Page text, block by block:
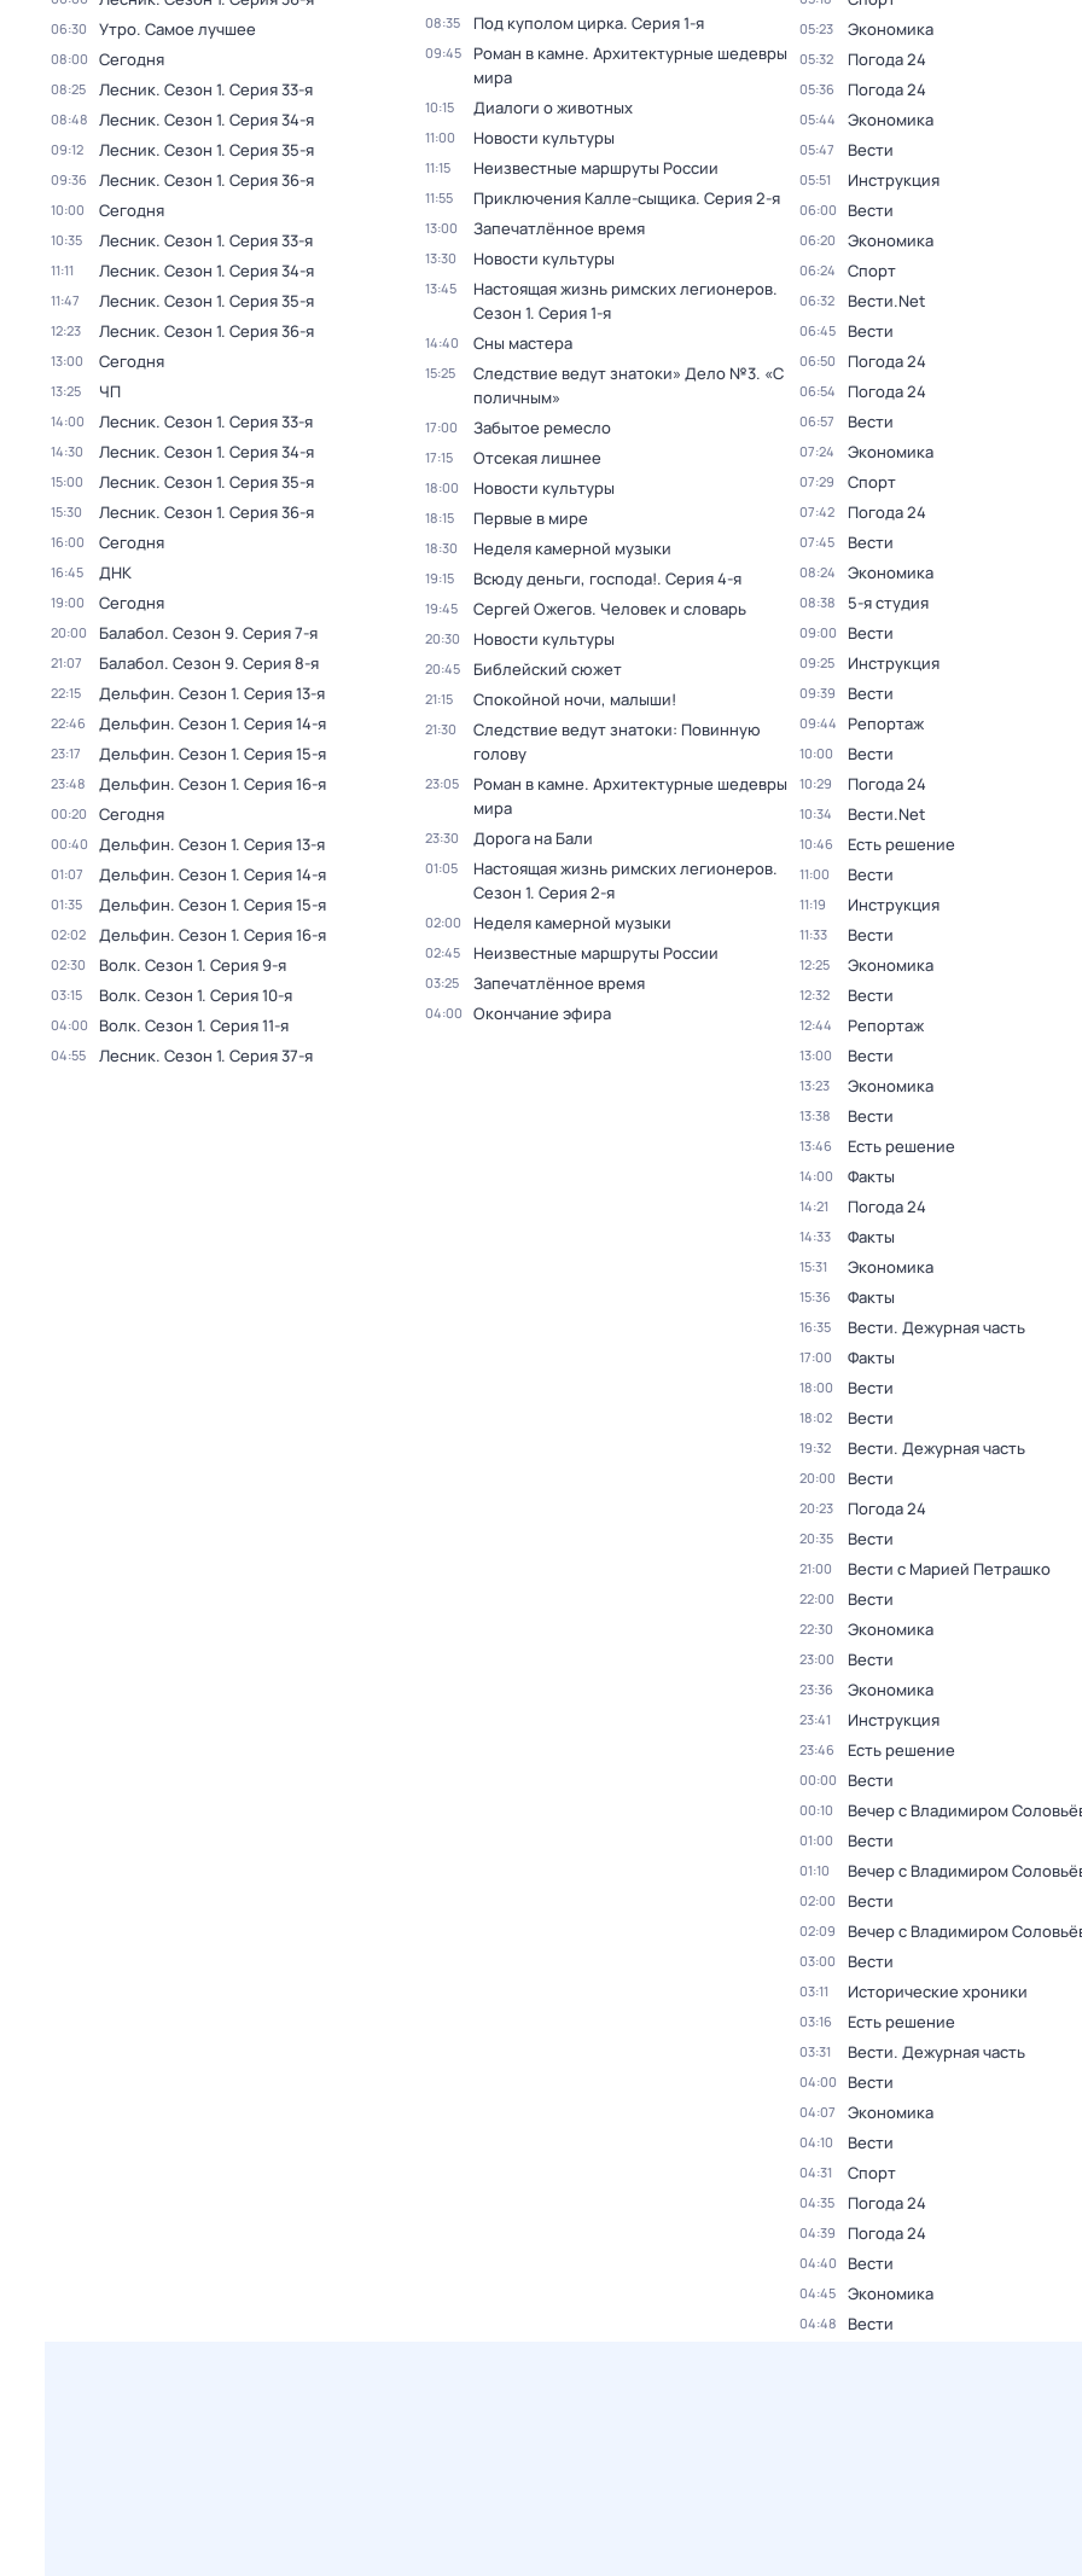
06:30 Утро. Самое лучшее
08:00 Сегодня
08:25 Лесник. Сезон 1. Серия 33-я
08:48 Лесник. Сезон 1. Серия 34-я
09:12 Лесник. Сезон 1. Серия 35-я
09:36 Лесник. Сезон 1. Серия 36-я
10:00 Сегодня
10:35 Лесник. Сезон 1. Серия 33-я
11:11 Лесник. Сезон 1. Серия 34-я
11:47 Лесник. Сезон 1. Серия 35-я
12:23 Лесник. Сезон 1. Серия 36-я
13:00 Сегодня
13:25 ЧП
14:00 Лесник. Сезон 1. Серия 33-я
14:30 Лесник. Сезон 1. Серия 34-я
15:00 Лесник. Сезон 1. Серия 35-я
15:30 Лесник. Сезон 1. Серия 36-я
16:00 Сегодня
16:45 ДНК
19:00 Сегодня
20:00 Балабол. Сезон 9. Серия 7-я
21:07 Балабол. Сезон 9. Серия 8-я
22:15 Дельфин. Сезон 1. Серия 13-я
22:46 Дельфин. Сезон 1. Серия 14-я
23:17 Дельфин. Сезон 1. Серия 15-я
23:48 Дельфин. Сезон 1. Серия 16-я
00:20 Сегодня
00:40 Дельфин. Сезон 1. Серия 13-я
01:07 Дельфин. Сезон 1. Серия 14-я
01:35 Дельфин. Сезон 1. Серия 15-я
02:02 Дельфин. Сезон 1. Серия 16-я
02:30 Волк. Сезон 1. Серия 9-я
03:15 Волк. Сезон 1. Серия 10-я
04:00 Волк. Сезон 1. Серия 11-я
04:55 Лесник. Сезон 1. Серия 37-я
08:35 Под куполом цирка. Серия 1-я
09:45
Роман в камне. Архитектурные шедевры
мира
10:15 Диалоги о животных
11:00 Новости культуры
11:15 Неизвестные маршруты России
11:55 Приключения Калле-сыщика. Серия 2-я
13:00 Запечатлённое время
13:30 Новости культуры
13:45 Настоящая жизнь римских легионеров.
Сезон 1. Серия 1-я
14:40 Сны мастера
15:25
Следствие ведут знатоки» Дело №3. «С
поличным»
17:00 Забытое ремесло
17:15 Отсекая лишнее
18:00 Новости культуры
18:15 Первые в мире
18:30 Неделя камерной музыки
19:15 Всюду деньги, господа!. Серия 4-я
19:45 Сергей Ожегов. Человек и словарь
20:30 Новости культуры
20:45 Библейский сюжет
21:15 Спокойной ночи, малыши!
21:30
Следствие ведут знатоки: Повинную
голову
23:05
Роман в камне. Архитектурные шедевры
мира
23:30 Дорога на Бали
01:05 Настоящая жизнь римских легионеров.
Сезон 1. Серия 2-я
02:00 Неделя камерной музыки
02:45 Неизвестные маршруты России
03:25 Запечатлённое время
04:00 Окончание эфира
05:23 Экономика
05:32 Погода 24
05:36 Погода 24
05:44 Экономика
05:47 Вести
05:51 Инструкция
06:00 Вести
06:20 Экономика
06:24 Спорт
06:32 Вести.Net
06:45 Вести
06:50 Погода 24
06:54 Погода 24
06:57 Вести
07:24 Экономика
07:29 Спорт
07:42 Погода 24
07:45 Вести
08:24 Экономика
08:38 5-я студия
09:00 Вести
09:25 Инструкция
09:39 Вести
09:44 Репортаж
10:00 Вести
10:29 Погода 24
10:34 Вести.Net
10:46 Есть решение
11:00 Вести
11:19 Инструкция
11:33 Вести
12:25 Экономика
12:32 Вести
12:44 Репортаж
13:00 Вести
13:23 Экономика
13:38 Вести
13:46 Есть решение
14:00 Факты
14:21 Погода 24
14:33 Факты
15:31 Экономика
15:36 Факты
16:35 Вести. Дежурная часть
17:00 Факты
18:00 Вести
18:02 Вести
19:32 Вести. Дежурная часть
20:00 Вести
20:23 Погода 24
20:35 Вести
21:00 Вести с Марией Петрашко
22:00 Вести
22:30 Экономика
23:00 Вести
23:36 Экономика
23:41 Инструкция
23:46 Есть решение
00:00 Вести
00:10 Вечер с Владимиром
01:00 Вести
01:10 Вечер с Владимиром
02:00 Вести
02:09 Вечер с Владимиром
03:00 Вести
03:11 Исторические хроники
03:16 Есть решение
03:31 Вести. Дежурная часть
04:00 Вести
04:07 Экономика
04:10 Вести
04:31 Спорт
04:35 Погода 24
04:39 Погода 24
04:40 Вести
04:45 Экономика
04:48 Вести